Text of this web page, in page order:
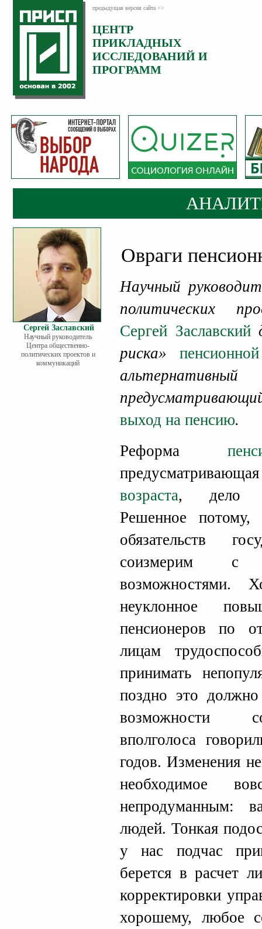
предыдущая версия сайта >>
ЦЕНТР
ПРИКЛАДНЫХ
ИССЛЕДОВАНИЙ И
ПРОГРАММ
Сергей Заславский
Научный руководитель
Центра общественно-
политических проектов и
коммуникаций
Овраги
Научный
политических
Сергей Заславский
риска»
выход на пенсию.
Реформа
возраста, дело
Решенное потому,
обязательств
соизмерим с
неуклонное
пенсионеров по
лицам
принимать
поздно это
возможности
вполголоса
годов. Изменения
необходимое
непродуманным:
людей. Тонкая
у нас подчас
берется в расчет
корректировки
хорошему, любое
Категория:
Аналитика